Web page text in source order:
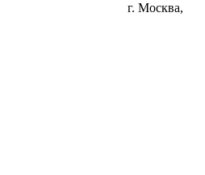
г. Москва,